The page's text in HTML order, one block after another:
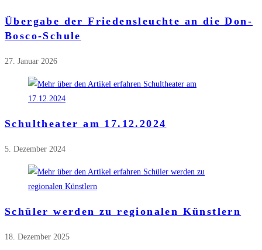
Übergabe der Friedensleuchte an die Don-
Bosco-Schule
27. Januar 2026
Schultheater am 17.12.2024
5. Dezember 2024
Schüler werden zu regionalen Künstlern
18. Dezember 2025